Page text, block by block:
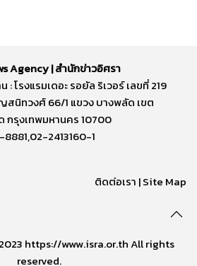
Agency | สำนักข่าวอิศรา
: โรงแรมเดอะ รอยัล ริเวอร์ เลขที่ 219
สนิทวงศ์ 66/1 แขวง บางพลัด เขต
กรุงเทพมหานคร 10700
2413160-1
ติดต่อเรา |Site Map
https://www.isra.or.th All rights
reserved.